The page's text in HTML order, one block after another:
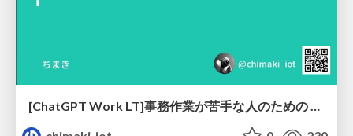
[ChatGPT Work LT]事務作業が苦手な人のための バックオフィスの「半」自動化